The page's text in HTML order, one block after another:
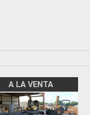
A LA VENTA